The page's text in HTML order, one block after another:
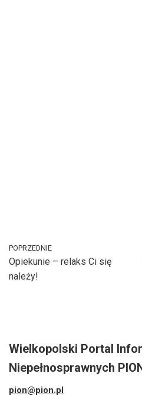
POPRZEDNIE
Opiekunie – relaks Ci się
należy!
Wielkopolski Portal
Niepełnosprawnych
pion@pion.pl